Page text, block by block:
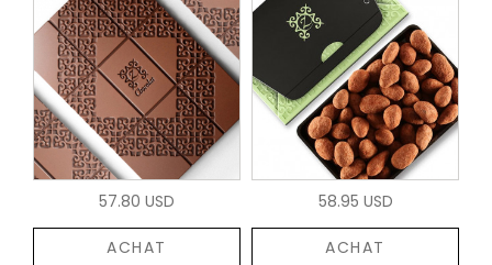
57.80 USD
ACHAT
58.95 USD
ACHAT